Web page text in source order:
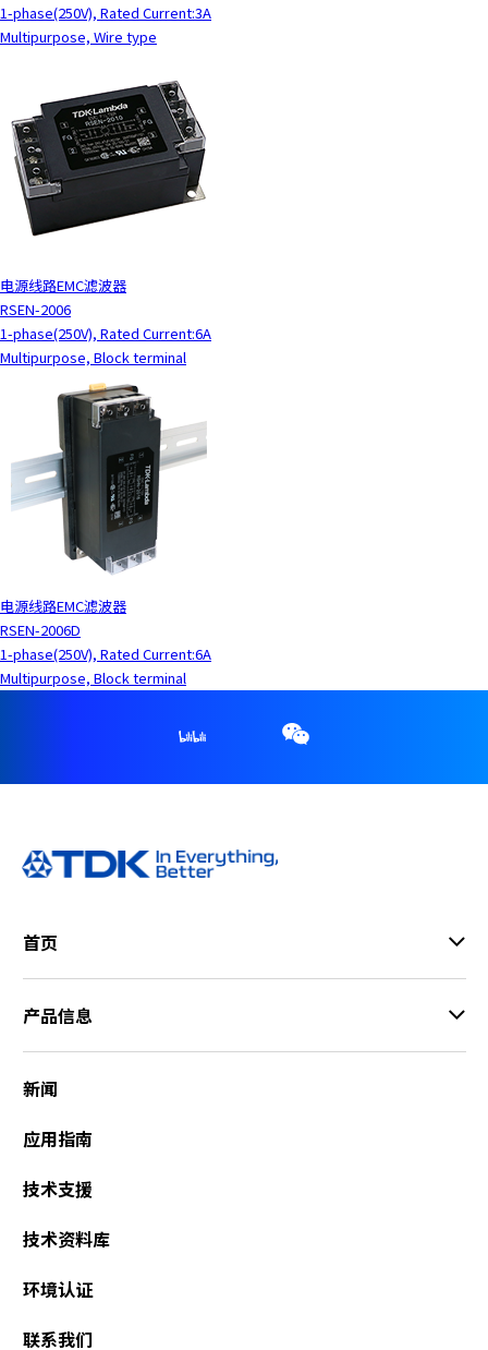
1-phase(250V), Rated Current:3A
Multipurpose, Wire type
电源线路EMC滤波器
RSEN-2006
1-phase(250V), Rated Current:6A
Multipurpose, Block terminal
电源线路EMC滤波器
RSEN-2006D
1-phase(250V), Rated Current:6A
Multipurpose, Block terminal
首页
产品信息
新闻
应用指南
技术支援
技术资料库
环境认证
联系我们